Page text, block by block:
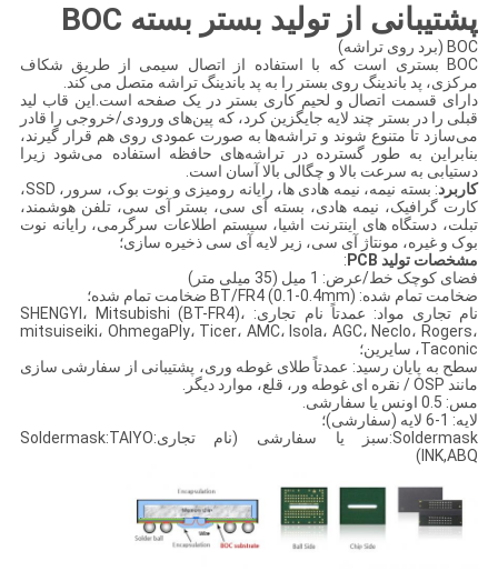
پشتیبانی از تولید بستر بسته BOC
BOC (برد روی تراشه)
BOC بستری است که با استفاده از اتصال سیمی از طریق شکاف
مرکزی، پد باندینگ روی بستر را به پد باندینگ تراشه متصل می کند.
دارای قسمت اتصال و لحیم کاری بستر در یک صفحه است.این قاب لید
قبلی را در بستر چند لایه جایگزین کرد، که پین‌های ورودی/خروجی را قادر
می‌سازد تا متنوع شوند و تراشه‌ها به صورت عمودی روی هم قرار گیرند،
بنابراین به طور گسترده در تراشه‌های حافظه استفاده می‌شود زیرا
دستیابی به سرعت بالا و چگالی بالا آسان است.
کاربرد
: بسته نیمه، نیمه هادی ها، رایانه رومیزی و نوت بوک، سرور، SSD،
کارت گرافیک، نیمه هادی، بسته آی سی، بستر آی سی، تلفن هوشمند،
تبلت، دستگاه های اینترنت اشیا، سیستم اطلاعات سرگرمی، رایانه نوت
بوک و غیره، مونتاژ آی سی، زیر لایه آی سی ذخیره سازی؛
مشخصات تولید PCB
:
فضای کوچک خط/عرض: 1 میل (35 میلی متر)
ضخامت تمام شده: BT/FR4 (0.1-0.4mm) ضخامت تمام شده؛
نام تجاری مواد: عمدتاً نام تجاری: SHENGYI، Mitsubishi (BT-FR4)،
mitsuiseiki، OhmegaPly، Ticer، AMC، Isola، AGC، Neclo، Rogers،
Taconic، سایرین؛
سطح به پایان رسید: عمدتاً طلای غوطه وری، پشتیبانی از سفارشی سازی
مانند OSP / نقره ای غوطه ور، قلع، موارد دیگر.
مس: 0.5 اونس یا سفارشی.
لایه: 1-6 لایه (سفارشی)؛
Soldermask:سبز یا سفارشی (نام تجاری:Soldermask:TAIYO
INK,ABQ)